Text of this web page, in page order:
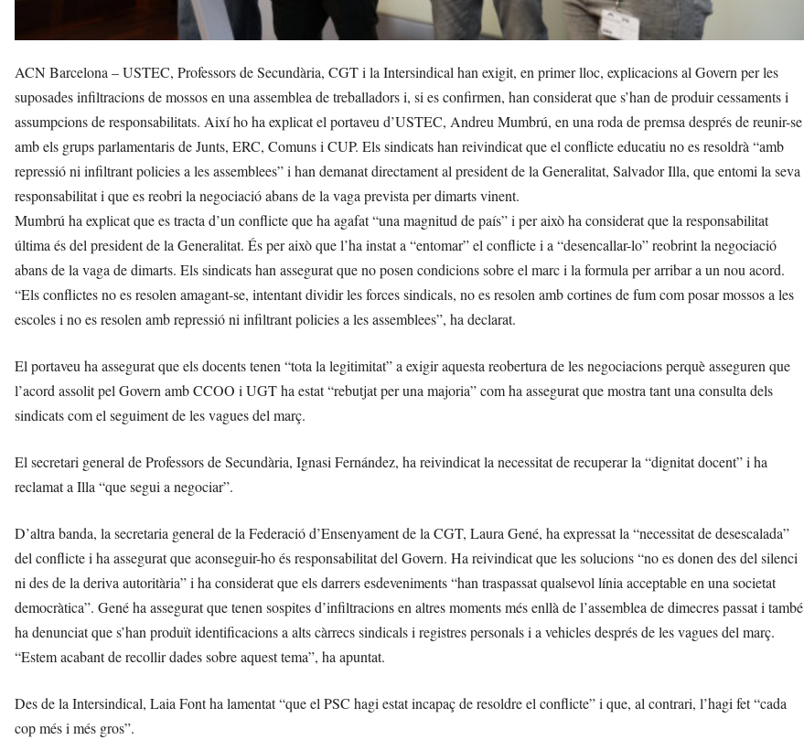
ACN Barcelona – USTEC, Professors de Secundària, CGT i la Intersindical han exigit, en primer lloc, explicacions al Govern per les
suposades infiltracions de mossos en una assemblea de treballadors i, si es confirmen, han considerat que s’han de produir cessaments i
assumpcions de responsabilitats. Així ho ha explicat el portaveu d’USTEC, Andreu Mumbrú, en una roda de premsa després de reunir-se
amb els grups parlamentaris de Junts, ERC, Comuns i CUP. Els sindicats han reivindicat que el conflicte educatiu no es resoldrà “amb
repressió ni infiltrant policies a les assemblees” i han demanat directament al president de la Generalitat, Salvador Illa, que entomi la seva
responsabilitat i que es reobri la negociació abans de la vaga prevista per dimarts vinent.
Mumbrú ha explicat que es tracta d’un conflicte que ha agafat “una magnitud de país” i per això ha considerat que la responsabilitat
última és del president de la Generalitat. És per això que l’ha instat a “entomar” el conflicte i a “desencallar-lo” reobrint la negociació
abans de la vaga de dimarts. Els sindicats han assegurat que no posen condicions sobre el marc i la formula per arribar a un nou acord.
“Els conflictes no es resolen amagant-se, intentant dividir les forces sindicals, no es resolen amb cortines de fum com posar mossos a les
escoles i no es resolen amb repressió ni infiltrant policies a les assemblees”, ha declarat.
El portaveu ha assegurat que els docents tenen “tota la legitimitat” a exigir aquesta reobertura de les negociacions perquè asseguren que
l’acord assolit pel Govern amb CCOO i UGT ha estat “rebutjat per una majoria” com ha assegurat que mostra tant una consulta dels
sindicats com el seguiment de les vagues del març.
El secretari general de Professors de Secundària, Ignasi Fernández, ha reivindicat la necessitat de recuperar la “dignitat docent” i ha
reclamat a Illa “que segui a negociar”.
D’altra banda, la secretaria general de la Federació d’Ensenyament de la CGT, Laura Gené, ha expressat la “necessitat de desescalada”
del conflicte i ha assegurat que aconseguir-ho és responsabilitat del Govern. Ha reivindicat que les solucions “no es donen des del silenci
ni des de la deriva autoritària” i ha considerat que els darrers esdeveniments “han traspassat qualsevol línia acceptable en una societat
democràtica”. Gené ha assegurat que tenen sospites d’infiltracions en altres moments més enllà de l’assemblea de dimecres passat i també
ha denunciat que s’han produït identificacions a alts càrrecs sindicals i registres personals i a vehicles després de les vagues del març.
“Estem acabant de recollir dades sobre aquest tema”, ha apuntat.
Des de la Intersindical, Laia Font ha lamentat “que el PSC hagi estat incapaç de resoldre el conflicte” i que, al contrari, l’hagi fet “cada
cop més i més gros”.